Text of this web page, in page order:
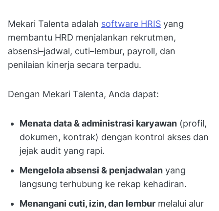
Mekari Talenta adalah software HRIS yang
membantu HRD menjalankan rekrutmen,
absensi–jadwal, cuti–lembur, payroll, dan
penilaian kinerja secara terpadu.
Dengan Mekari Talenta, Anda dapat:
Menata data & administrasi karyawan (profil,
dokumen, kontrak) dengan kontrol akses dan
jejak audit yang rapi.
Mengelola absensi & penjadwalan yang
langsung terhubung ke rekap kehadiran.
Menangani cuti, izin, dan lembur melalui alur